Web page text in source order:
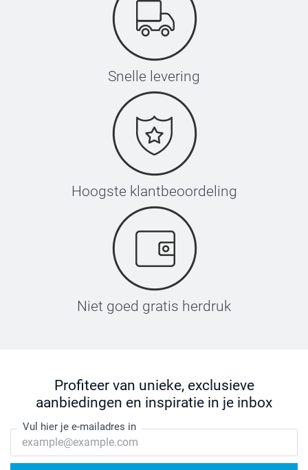
Snelle levering
Hoogste klantbeoordeling
Niet goed gratis herdruk
Profiteer van unieke, exclusieve
aanbiedingen en inspiratie in je inbox
Vul hier je e-mailadres in